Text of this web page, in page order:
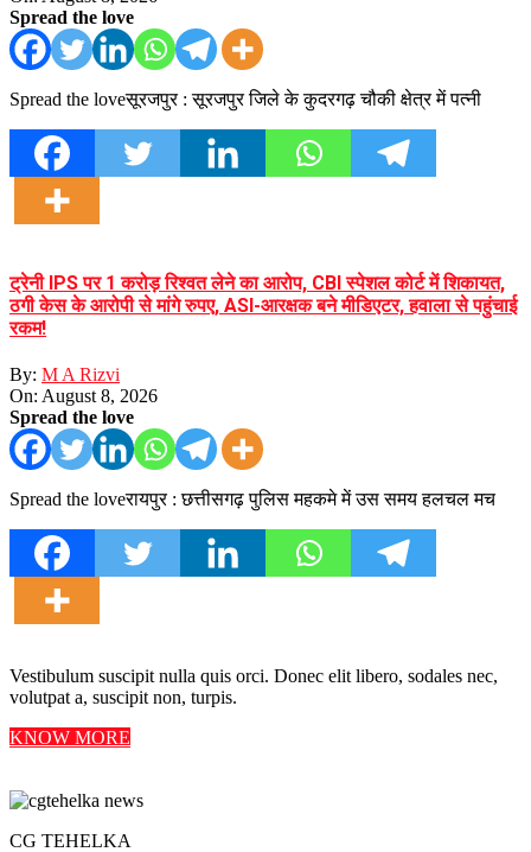
Spread the love
Spread the loveसूरजपुर : सूरजपुर जिले के कुदरगढ़ चौकी क्षेत्र में पत्नी
ट्रेनी IPS पर 1 करोड़ रिश्वत लेने का आरोप, CBI स्पेशल कोर्ट में शिकायत,
ठगी केस के आरोपी से मांगे रुपए, ASI-आरक्षक बने मीडिएटर, हवाला से पहुंचाई
रकम!
By: M A Rizvi
On: August 8, 2026
Spread the love
Spread the loveरायपुर : छत्तीसगढ़ पुलिस महकमे में उस समय हलचल मच
Vestibulum suscipit nulla quis orci. Donec elit libero, sodales nec,
volutpat a, suscipit non, turpis.
KNOW MORE
CG TEHELKA